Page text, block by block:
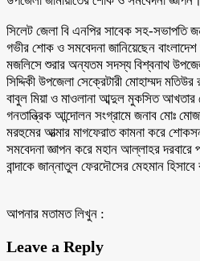
সিলেট জেলা বি এনপির সাবেক সহ-সভাপতি
গভীর শোক ও সমবেদনা জানিয়েছেন বাংলাদেশ
মজলিসে শুরার অন্যতম সদস্য বিশ্বনাথ
সিদ্দিকী উপজেলা সেক্রেটারী মোহাম্মদ মতিউর
বাবুল মিয়া ও মাওলানা আব্দুল মুকসিত
গনতান্ত্রিক আন্দোলন সংগ্রামে জনাব মোঃ
মরহুমের আত্মার মাগফেরাত কামনা করে
সমবেদনা জ্ঞাপন করে মহান আল্লাহর দরবারে
বান্দাকে জান্নাতুল ফেরদৌসের মেহমান
আপনার মতামত লিখুন :
Leave a Reply